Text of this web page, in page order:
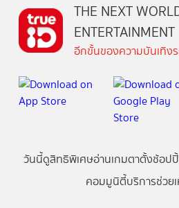
THE NEXT
ENTERTAINMENT
อีกขั้นของความบันเทิง
วันนี้ดูสิทธิพิเศษอ่านเกมตาตั้งช้อป
คอมมูนิตี้บริการช่วย